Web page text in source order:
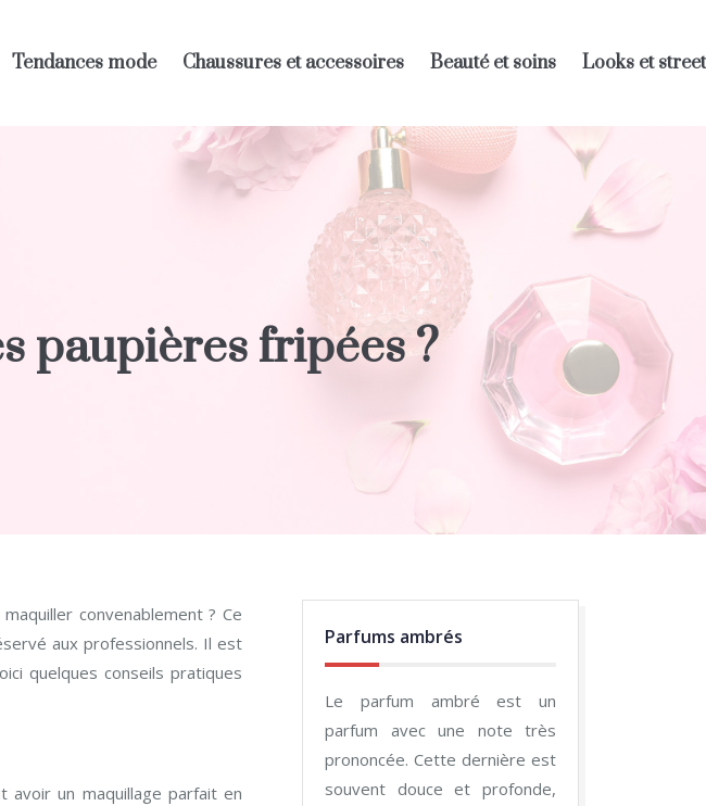
Tendances mode Chaussures et accessoires Beauté et soins Looks et
paupières fripées ?
aux professionnels. Il est
quelques conseils pratiques
avoir un maquillage parfait en
Parfums ambrés
Le parfum ambré est un
parfum avec une note très
prononcée. Cette dernière est
souvent douce et profonde,